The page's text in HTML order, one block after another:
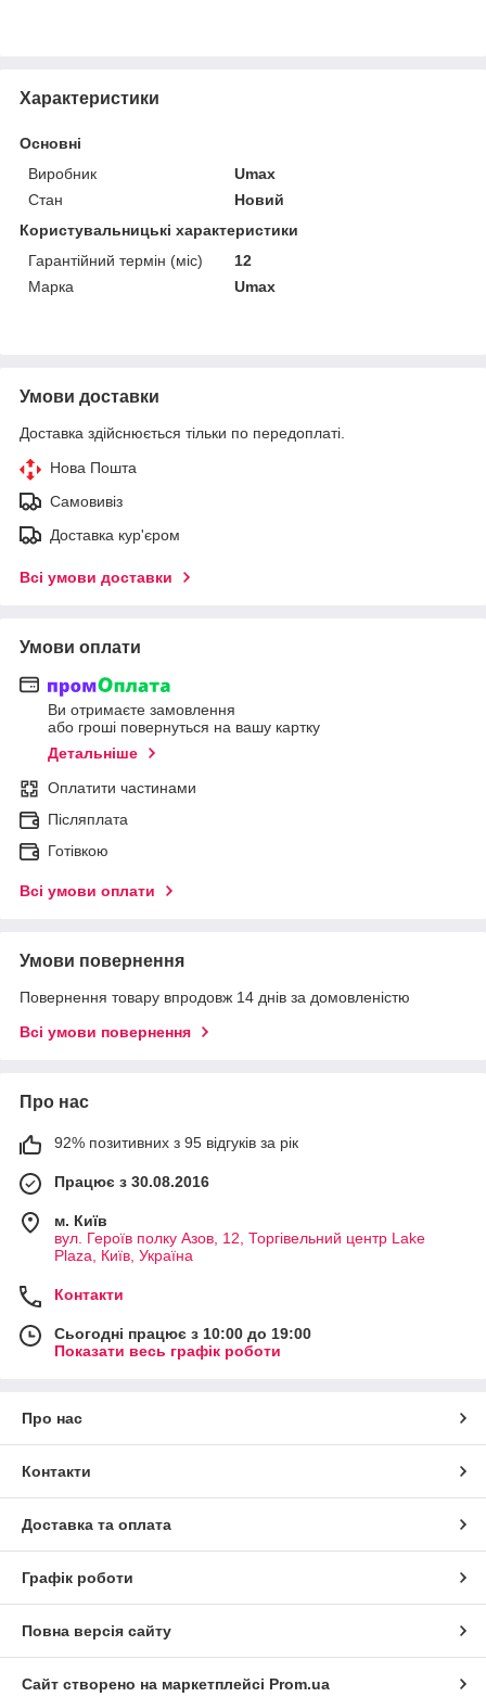
Характеристики
Основні
Виробник
Umax
Стан
Новий
Користувальницькі характеристики
Гарантійний термін (міс)
12
Марка
Umax
Умови доставки
Доставка здійснюється тільки по передоплаті.
Нова Пошта
Самовивіз
Доставка кур'єром
Всі умови доставки
Умови оплати
Ви отримаєте замовлення
або гроші повернуться на вашу картку
Детальніше
Оплатити частинами
Післяплата
Готівкою
Всі умови оплати
Умови повернення
Повернення товару впродовж 14 днів за домовленістю
Всі умови повернення
Про нас
92% позитивних з 95 відгуків за рік
Працює з 30.08.2016
м. Київ
вул. Героїв полку Азов, 12, Торгівельний центр Lake
Plaza, Київ, Україна
Контакти
Сьогодні працює з 10:00 до 19:00
Показати весь графік роботи
Про нас
Контакти
Доставка та оплата
Графік роботи
Повна версія сайту
Сайт створено на маркетплейсі Prom.ua